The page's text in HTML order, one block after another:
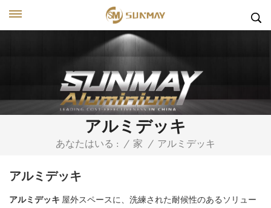
アルミデッキ
あなたはいる : / 家 / アルミデッキ
アルミデッキ
アルミデッキ 屋外スペースに、洗練された耐候性のあるソリュー